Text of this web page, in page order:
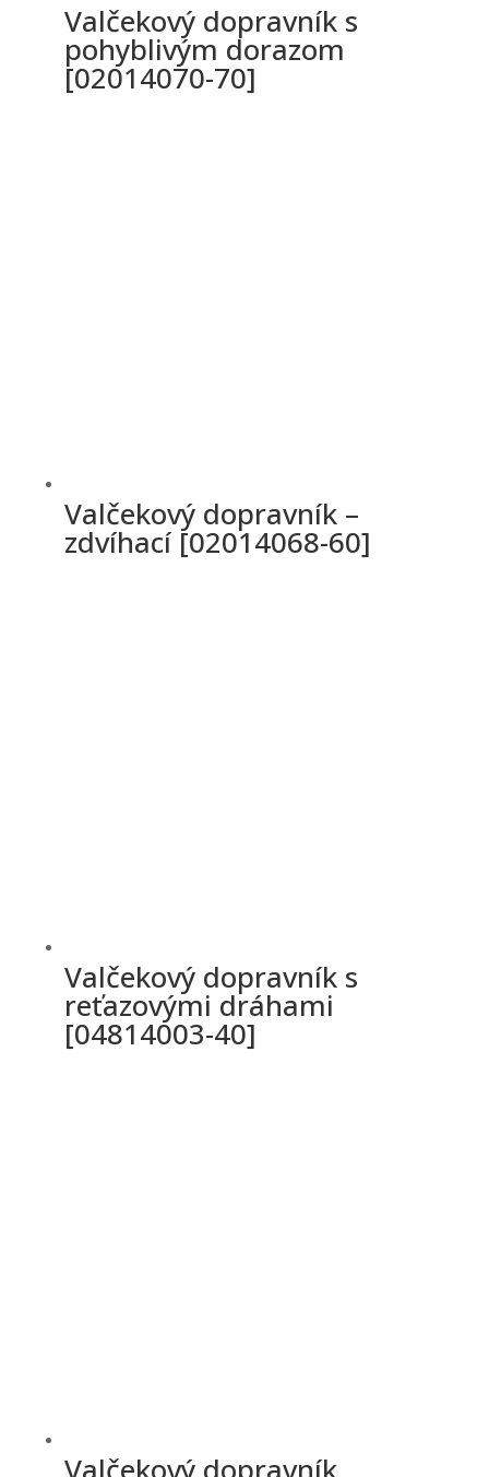
Valčekový dopravník s
pohyblivým dorazom
[02014070-70]
Valčekový dopravník –
zdvíhací [02014068-60]
Valčekový dopravník s
reťazovými dráhami
[04814003-40]